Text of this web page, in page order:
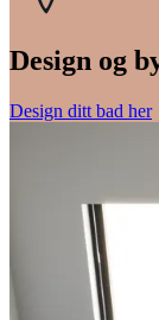
Design og
Design ditt bad her